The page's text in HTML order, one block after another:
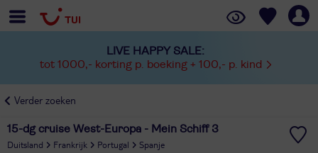
LIVE HAPPY SALE:
tot 1000,- korting p. boeking + 100,- p. kind
Verder zoeken
15-dg cruise West-Europa - Mein Schiff 3
Duitsland
Frankrijk Portugal Spanje